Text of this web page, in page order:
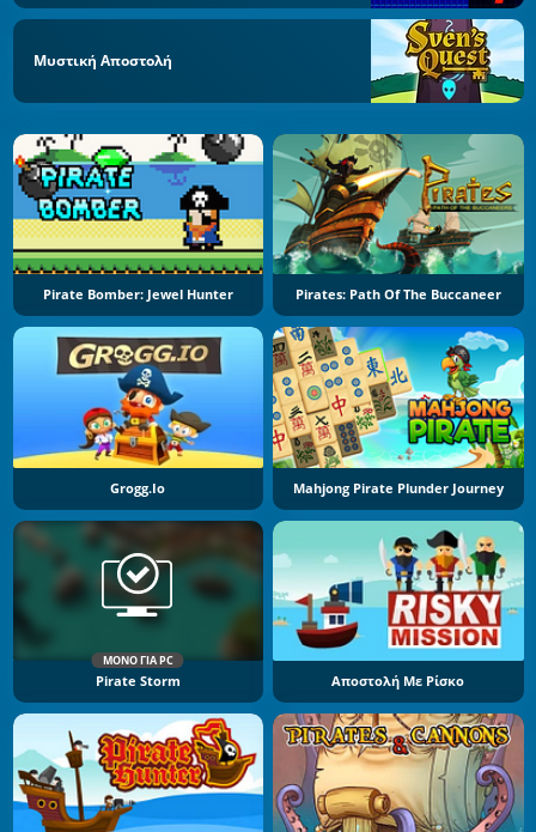
Μυστική Αποστολή
Pirate Bomber: Jewel Hunter Pirates: Path Of The Buccaneer
Grogg.io Mahjong Pirate Plunder Journey
ΜΌΝΟ ΓΙΑ PC
Pirate Storm Αποστολή Με Ρίσκο